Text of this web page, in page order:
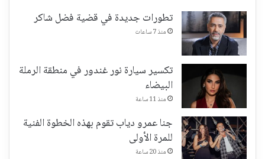
تطورات جديدة في قضية فضل شاكر
منذ 7 ساعات
تكسير سيارة نور غندور في منطقة الرملة
البيضاء
منذ 11 ساعة
جنا عمرو دياب تقوم بهذه الخطوة الفنية
للمرة الأولى
منذ 20 ساعة